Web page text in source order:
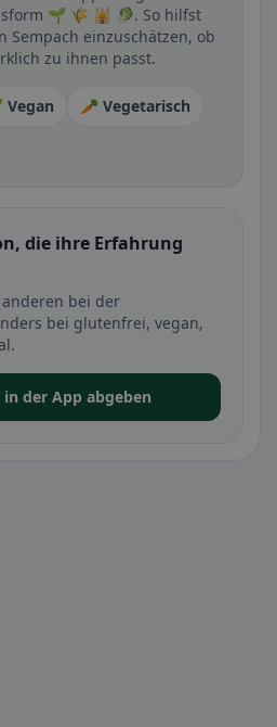
🌱 🌾 🕌 🥬. So hilfst
Sempach einzuschätzen, ob
zu ihnen passt.
Vegan
🥕 Vegetarisch
die ihre Erfahrung
bei der
bei glutenfrei, vegan,
der App abgeben